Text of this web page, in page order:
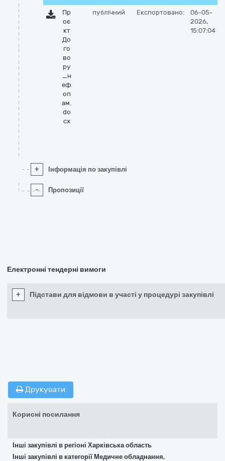
Пр
оє
кт
До
го
во
ру
_н
еф
оп
ам.
do
cx
публічний Експортовано:
06-05-
2026,
15:07:04
+ Інформація по закупівлі
- Пропозиції
Електронні тендерні вимоги
+ Підстави для відмови в участі у процедурі закупівлі
Друкувати
Корисні посилання
Інші закупівлі в регіоні Харківська область
Інші закупівлі в категорії Медичне обладнання,